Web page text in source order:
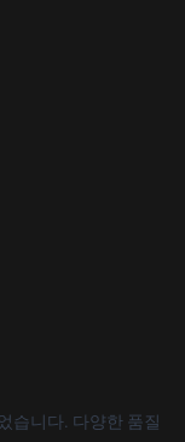
습니다. 다양한 품질